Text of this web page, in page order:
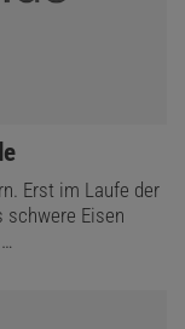
Erst im Laufe der
schwere Eisen